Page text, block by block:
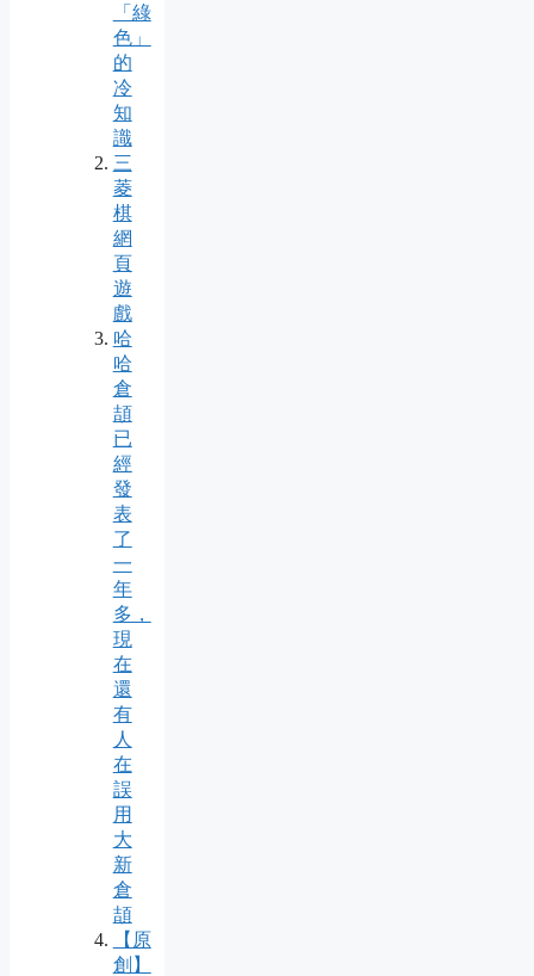
「綠
色」
的
冷
知
識
三
菱
棋
網
頁
遊
戲
哈
哈
倉
頡
已
經
發
表
了
一
年
多，
現
在
還
有
人
在
誤
用
大
新
倉
頡
【原
創】